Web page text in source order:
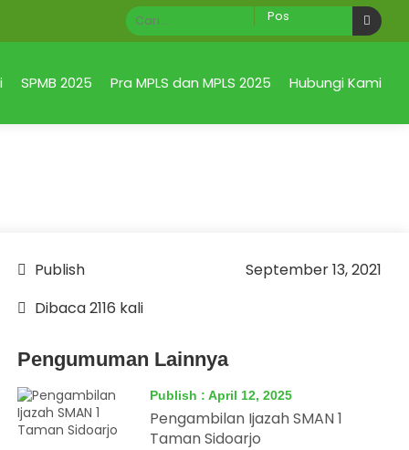
SELAMAT DATANG di Official Site SMA Negeri 1
SPMB 2025 Pra MPLS dan MPLS 2025 Hubungi Kami
Publish
September 13, 2021
Dibaca 2116 kali
Pengumuman Lainnya
Publish : April 12, 2025
Pengambilan Ijazah SMAN 1
Taman Sidoarjo